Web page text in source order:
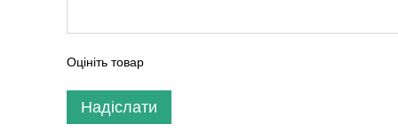
Оцініть товар
Надіслати